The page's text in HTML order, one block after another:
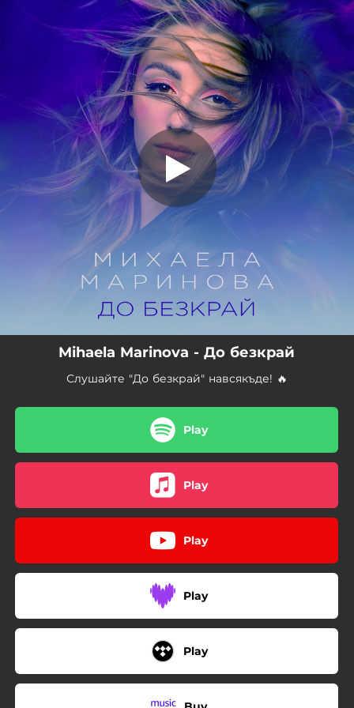
You're all set!
До безкрай
До безкрай
Mihaela Marinova - До безкрай
Слушайте "До безкрай" навсякъде! 🔥
Play
Play
Play
Play
Play